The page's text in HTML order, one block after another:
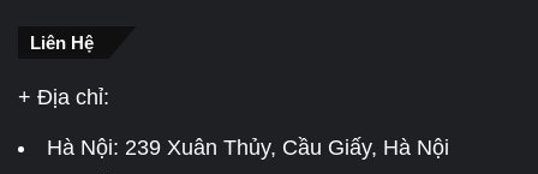
Liên Hệ
+ Địa chỉ:
Hà Nội: 239 Xuân Thủy, Cầu Giấy, Hà Nội